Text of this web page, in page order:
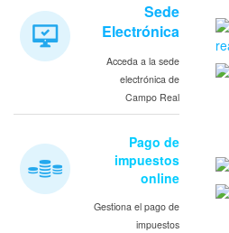
Sede
Electrónica
Acceda a la sede
electrónica de
Campo Real
Pago de
impuestos
online
Gestiona el pago de
impuestos